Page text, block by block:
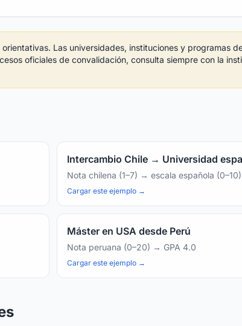
Las universidades, instituciones y programas
oficiales de convalidación, consulta siempre con la
Intercambio Chile → Universidad
Nota chilena (1–7) → escala española (0–10)
Cargar este ejemplo →
Máster en USA desde Perú
Nota peruana (0–20) → GPA 4.0
Cargar este ejemplo →